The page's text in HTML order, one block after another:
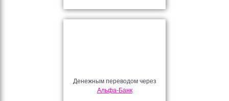
Денежным переводом через
Альфа-Банк